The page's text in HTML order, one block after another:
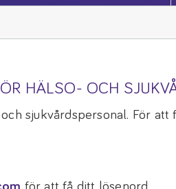
HÄLSO- OCH
sjukvårdspersonal. För
för att få ditt lösenord.